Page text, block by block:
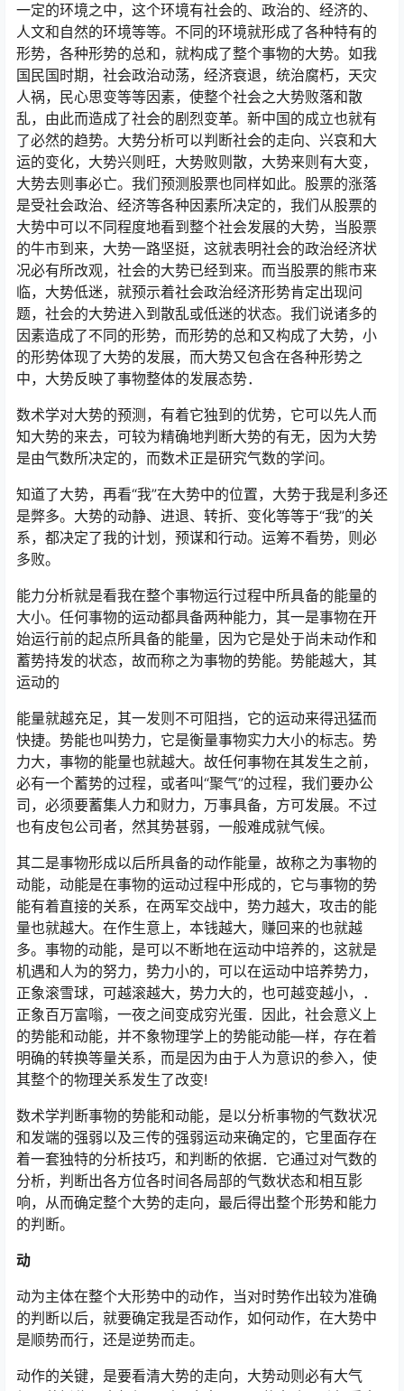
一定的环境之中，这个环境有社会的、政治的、经济的、
人文和自然的环境等等。不同的环境就形成了各种特有的
形势，各种形势的总和，就构成了整个事物的大势。如我
国民国时期，社会政治动荡，经济衰退，统治腐朽，天灾
人祸，民心思变等等因素，使整个社会之大势败落和散
乱，由此而造成了社会的剧烈变革。新中国的成立也就有
了必然的趋势。大势分析可以判断社会的走向、兴哀和大
运的变化，大势兴则旺，大势败则散，大势来则有大变，
大势去则事必亡。我们预测股票也同样如此。股票的涨落
是受社会政治、经济等各种因素所决定的，我们从股票的
大势中可以不同程度地看到整个社会发展的大势，当股票
的牛市到来，大势一路坚挺，这就表明社会的政治经济状
况必有所改观，社会的大势已经到来。而当股票的熊市来
临，大势低迷，就预示着社会政治经济形势肯定出现问
题，社会的大势进入到散乱或低迷的状态。我们说诸多的
因素造成了不同的形势，而形势的总和又构成了大势，小
的形势体现了大势的发展，而大势又包含在各种形势之
中，大势反映了事物整体的发展态势．
数术学对大势的预测，有着它独到的优势，它可以先人而
知大势的来去，可较为精确地判断大势的有无，因为大势
是由气数所决定的，而数术正是研究气数的学问。
知道了大势，再看“我”在大势中的位置，大势于我是利多还
是弊多。大势的动静、进退、转折、变化等等于“我”的关
系，都决定了我的计划，预谋和行动。运筹不看势，则必
多败。
能力分析就是看我在整个事物运行过程中所具备的能量的
大小。任何事物的运动都具备两种能力，其一是事物在开
始运行前的起点所具备的能量，因为它是处于尚未动作和
蓄势持发的状态，故而称之为事物的势能。势能越大，其
运动的
能量就越充足，其一发则不可阻挡，它的运动来得迅猛而
快捷。势能也叫势力，它是衡量事物实力大小的标志。势
力大，事物的能量也就越大。故任何事物在其发生之前，
必有一个蓄势的过程，或者叫“聚气”的过程，我们要办公
司，必须要蓄集人力和财力，万事具备，方可发展。不过
也有皮包公司者，然其势甚弱，一般难成就气候。
其二是事物形成以后所具备的动作能量，故称之为事物的
动能，动能是在事物的运动过程中形成的，它与事物的势
能有着直接的关系，在两军交战中，势力越大，攻击的能
量也就越大。在作生意上，本钱越大，赚回来的也就越
多。事物的动能，是可以不断地在运动中培养的，这就是
机遇和人为的努力，势力小的，可以在运动中培养势力，
正象滚雪球，可越滚越大，势力大的，也可越变越小，．
正象百万富嗡，一夜之间变成穷光蛋．因此，社会意义上
的势能和动能，并不象物理学上的势能动能—样，存在着
明确的转换等量关系，而是因为由于人为意识的参入，使
其整个的物理关系发生了改变!
数术学判断事物的势能和动能，是以分析事物的气数状况
和发端的强弱以及三传的强弱运动来确定的，它里面存在
着一套独特的分析技巧，和判断的依据．它通过对气数的
分析，判断出各方位各时间各局部的气数状态和相互影
响，从而确定整个大势的走向，最后得出整个形势和能力
的判断。
动
动为主体在整个大形势中的动作，当对时势作出较为准确
的判断以后，就要确定我是否动作，如何动作，在大势中
是顺势而行，还是逆势而走。
动作的关键，是要看清大势的走向，大势动则必有大气